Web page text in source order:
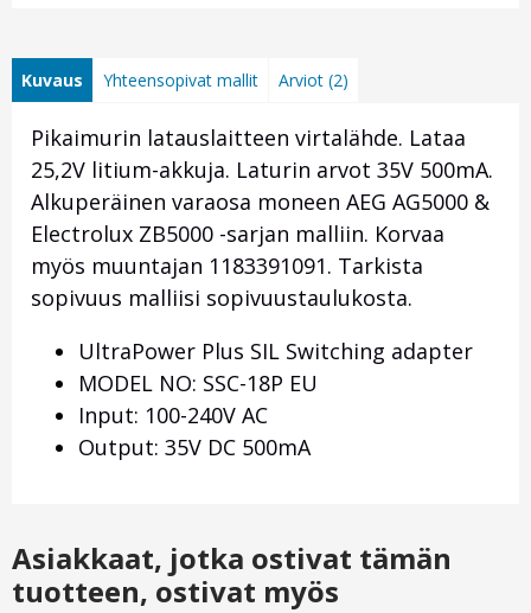
Kuvaus Yhteensopivat mallit Arviot (2)
Pikaimurin latauslaitteen virtalähde. Lataa
25,2V litium-akkuja. Laturin arvot 35V 500mA.
Alkuperäinen varaosa moneen AEG AG5000 &
Electrolux ZB5000 -sarjan malliin. Korvaa
myös muuntajan 1183391091. Tarkista
sopivuus malliisi sopivuustaulukosta.
UltraPower Plus SIL Switching adapter
MODEL NO: SSC-18P EU
Input: 100-240V AC
Output: 35V DC 500mA
Asiakkaat, jotka ostivat tämän
tuotteen, ostivat myös